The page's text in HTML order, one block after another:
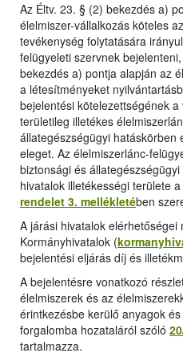
Az Éltv. 23. § (2) bekezdés a)
élelmiszer-vállalkozás köteles
tevékenység folytatására
felügyeleti szervnek
bekezdés a) pontja alapján az
a létesítményeket
bejelentési kötelezettségének
területileg illetékes
állategészségügyi hatáskörben
eleget. Az élelmiszerlánc-
biztonsági és
hivatalok illetékességi területe a
rendelet 3. mellékletében
A járási hivatalok elérhetőségei
Kormányhivatalok (
bejelentési eljárás díj és
A bejelentésre vonatkozó
élelmiszerek és az
érintkezésbe kerülő anyagok
forgalomba hozataláról szóló
tartalmazza.